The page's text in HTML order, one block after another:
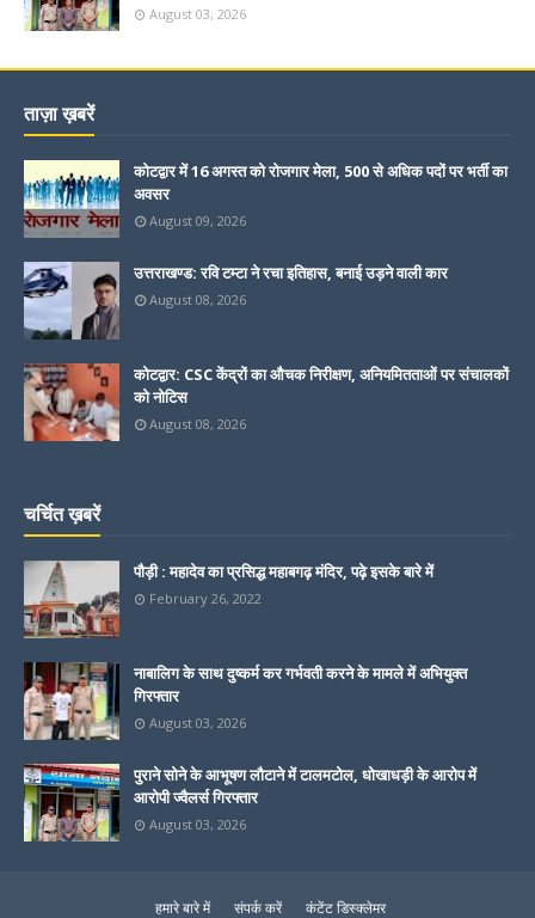
August 03, 2026
ताज़ा ख़बरें
कोटद्वार में 16 अगस्त को रोजगार मेला, 500 से अधिक पदों पर भर्ती का
अवसर
August 09, 2026
उत्तराखण्ड: रवि टम्टा ने रचा इतिहास, बनाई उड़ने वाली कार
August 08, 2026
कोटद्वार: CSC केंद्रों का औचक निरीक्षण, अनियमितताओं पर संचालकों
को नोटिस
August 08, 2026
चर्चित ख़बरें
पौड़ी : महादेव का प्रसिद्ध महाबगढ़ मंदिर, पढ़े इसके बारे में
February 26, 2022
नाबालिग के साथ दुष्कर्म कर गर्भवती करने के मामले में अभियुक्त
गिरफ्तार
August 03, 2026
पुराने सोने के आभूषण लौटाने में टालमटोल, धोखाधड़ी के आरोप में
आरोपी ज्वैलर्स गिरफ्तार
August 03, 2026
हमारे बारे में संपर्क करें कंटेंट डिस्क्लेमर